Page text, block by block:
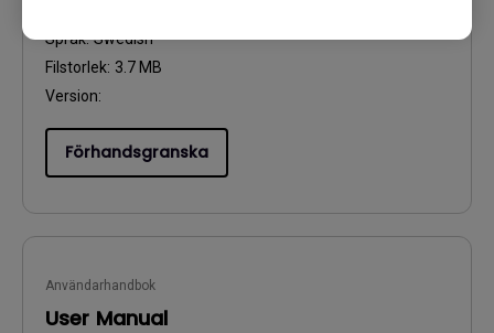
Språk:Swedish
Filstorlek: 3.7 MB
Version:
Förhandsgranska
Användarhandbok
User Manual